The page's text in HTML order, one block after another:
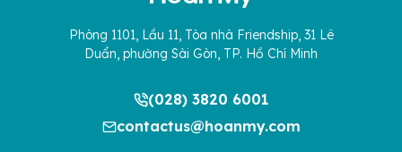
Phòng 1101, Lầu 11, Tòa nhà Friendship, 31 Lê
Duẩn, phường Sài Gòn, TP. Hồ Chí Minh
(028) 3820 6001
contactus@hoanmy.com